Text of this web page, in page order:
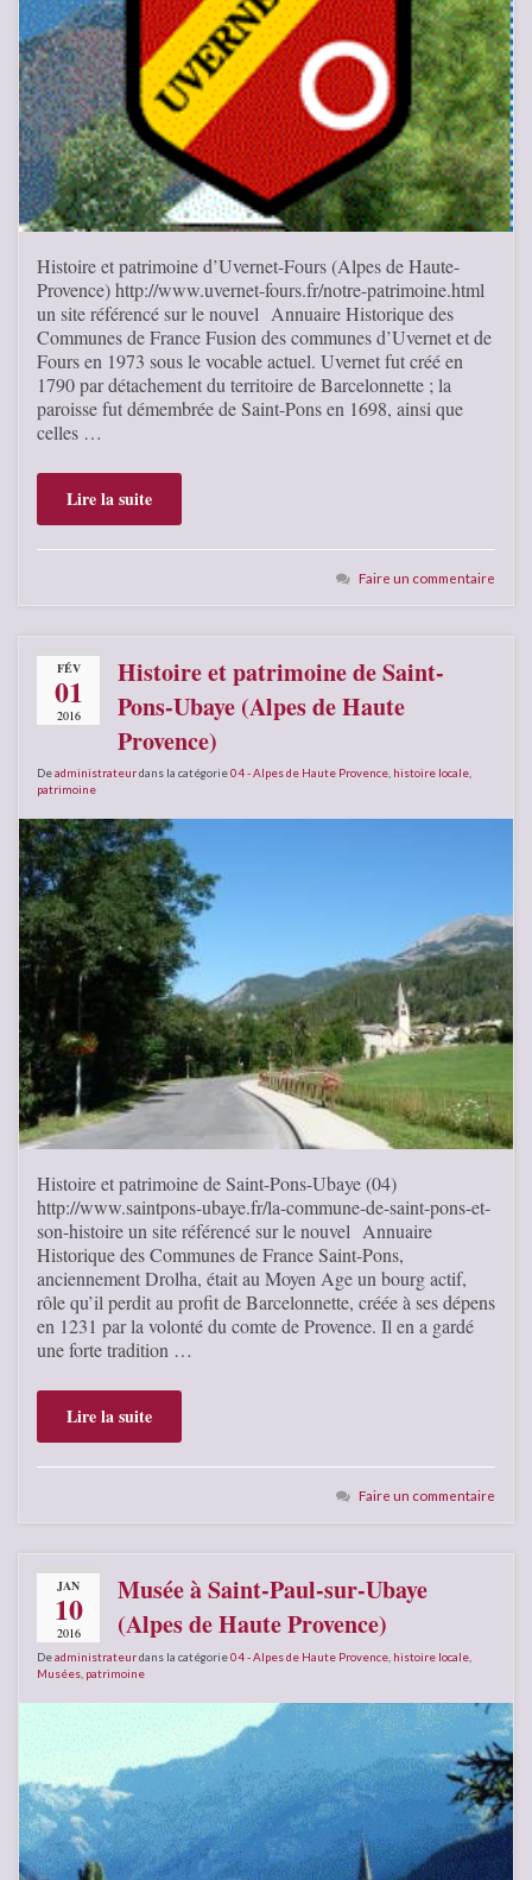
Histoire et patrimoine d’Uvernet-Fours (Alpes de Haute-
Provence) http://www.uvernet-fours.fr/notre-patrimoine.html
un site référencé sur le nouvel Annuaire Historique des
Communes de France Fusion des communes d’Uvernet et de
Fours en 1973 sous le vocable actuel. Uvernet fut créé en
1790 par détachement du territoire de Barcelonnette ; la
paroisse fut démembrée de Saint-Pons en 1698, ainsi que
celles …
Lire la suite
Faire un commentaire
FÉV
01
2016
Histoire et patrimoine de Saint-
Pons-Ubaye (Alpes de Haute
Provence)
Deadministrateurdans la catégorie04 - Alpes de Haute Provence histoire locale
patrimoine
Histoire et patrimoine de Saint-Pons-Ubaye (04)
http://www.saintpons-ubaye.fr/la-commune-de-saint-pons-et-
son-histoire un site référencé sur le nouvel Annuaire
Historique des Communes de France Saint-Pons,
anciennement Drolha, était au Moyen Age un bourg actif,
rôle qu’il perdit au profit de Barcelonnette, créée à ses dépens
en 1231 par la volonté du comte de Provence. Il en a gardé
une forte tradition …
Lire la suite
Faire un commentaire
JAN
10
2016
Musée à Saint-Paul-sur-Ubaye
(Alpes de Haute Provence)
Deadministrateurdans la catégorie04 - Alpes de Haute Provence histoire locale
Musées patrimoine